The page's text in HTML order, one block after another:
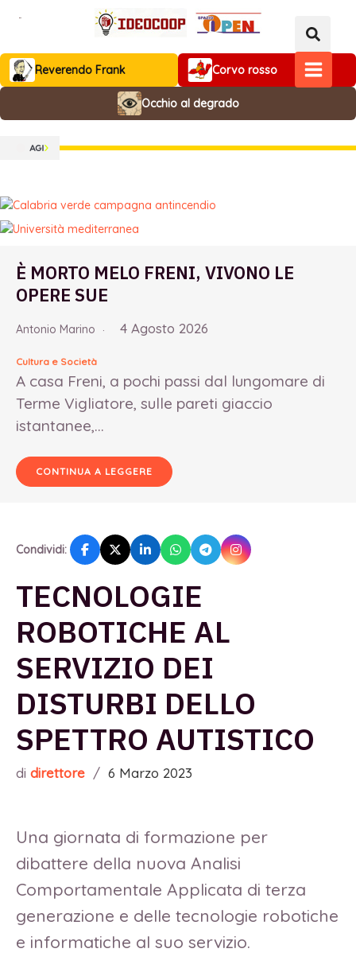
MAIN
Reverendo Frank Corvo rosso
Occhio al degrado
È MORTO MELO FRENI, VIVONO LE
OPERE SUE
Antonio Marino 4 Agosto 2026
Cultura e Società
A casa Freni, a pochi passi dal lungomare di
Terme Vigliatore, sulle pareti giaccio
istantanee,...
CONTINUA A LEGGERE
Condividi:
TECNOLOGIE
ROBOTICHE AL
SERVIZIO DEI
DISTURBI DELLO
SPETTRO AUTISTICO
di direttore / 6 Marzo 2023
Una giornata di formazione per
dibattere della nuova Analisi
Comportamentale Applicata di terza
generazione e delle tecnologie robotiche
e informatiche al suo servizio.